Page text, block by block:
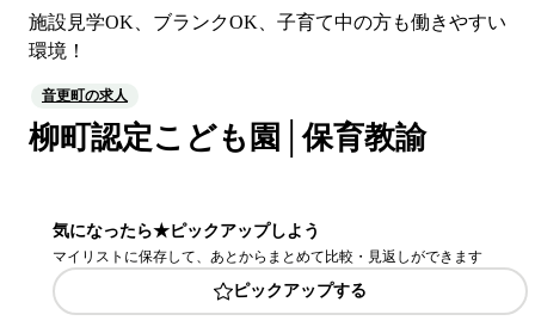
施設見学OK、ブランクOK、子育て中の方も働きやすい
環境！
音更町の求人
柳町認定こども園│保育教諭
気になったら★ピックアップしよう
マイリストに保存して、あとからまとめて比較・見返しができます
ピックアップする